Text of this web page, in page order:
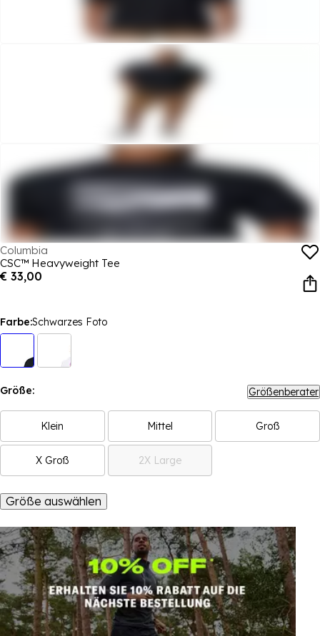
Columbia
CSC™ Heavyweight Tee
€ 33,00
Farbe:Schwarzes Foto
Größe: Größenberater
Klein Mittel Groß
X Groß 2X Large
Größe auswählen